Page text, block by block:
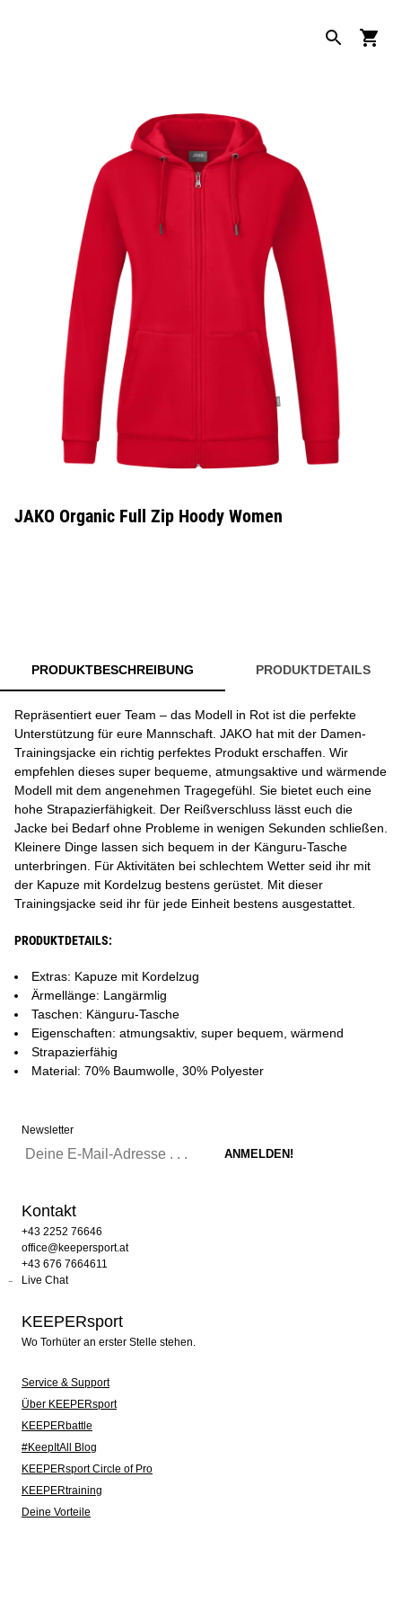
JAKO Organic Full Zip Hoody Women
PRODUKTBESCHREIBUNG PRODUKTDETAILS
Repräsentiert euer Team – das Modell in Rot ist die perfekte
Unterstützung für eure Mannschaft. JAKO hat mit der Damen-
Trainingsjacke ein richtig perfektes Produkt erschaffen. Wir
empfehlen dieses super bequeme, atmungsaktive und wärmende
Modell mit dem angenehmen Tragegefühl. Sie bietet euch eine
hohe Strapazierfähigkeit. Der Reißverschluss lässt euch die
Jacke bei Bedarf ohne Probleme in wenigen Sekunden schließen.
Kleinere Dinge lassen sich bequem in der Känguru-Tasche
unterbringen. Für Aktivitäten bei schlechtem Wetter seid ihr mit
der Kapuze mit Kordelzug bestens gerüstet. Mit dieser
Trainingsjacke seid ihr für jede Einheit bestens ausgestattet.
PRODUKTDETAILS:
Extras: Kapuze mit Kordelzug
Ärmellänge: Langärmlig
Taschen: Känguru-Tasche
Eigenschaften: atmungsaktiv, super bequem, wärmend
Strapazierfähig
Material: 70% Baumwolle, 30% Polyester
Newsletter
Kontakt
+43 2252 76646
office@keepersport.at
+43 676 7664611
Live Chat
KEEPERsport
Wo Torhüter an erster Stelle stehen.
Service & Support
Über KEEPERsport
KEEPERbattle
#KeepItAll Blog
KEEPERsport Circle of Pro
KEEPERtraining
Deine Vorteile